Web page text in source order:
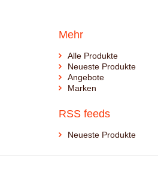
Mehr
Alle Produkte
Neueste Produkte
Angebote
Marken
RSS feeds
Neueste Produkte